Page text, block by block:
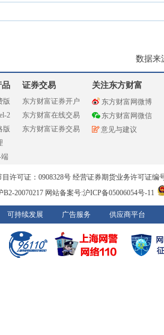
数据来
品
版
2
版
端
证券交易
东方财富证券开户
东方财富在线交易
东方财富证券交易
关注东方财富
东方财富网微博
东方财富网微信
意见与建议
许可证：0908328号 经营证券期货业务许可证编
B2-20070217 网站备案号:沪ICP备05006054号-11
可持续发展 广告服务 供应商平台